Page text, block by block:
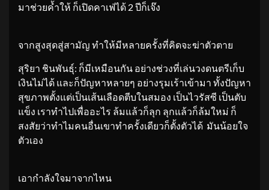
มาช่วยค้ำให้ ก็เปิดคาเฟ่ได้ 2 ปีก็เจ๊ง
จากสูงสุดสู่สามัญ ทำให้มีหลายครั้งที่คิดจะฆ่าตัวตาย
สุริยา ชินพันธุ์: ก็มีเหมือนกัน อย่างช่วงที่เล่นวงดนตรีเก็บ
เงินไม่ได้ และก็ปัญหาหลายๆ อย่างรุมเร้าเข้ามา ทั้งปัญหา
สุขภาพตั้งแต่เป็นเส้นเลือดตีบในสมอง เป็นไวรัสซี เป็นตับ
แข็ง เราทำไปเพื่ออะไร ล้มแล้วก็ลุก ลุกแล้วก็ล้มใหม่ ก็
สงสัยว่าทำไมคนอื่นเขาทำครั้งเดียวก็ตั้งตัวได้ มันน้อยใจ
ตัวเอง
เอากำลังใจมาจากไหน